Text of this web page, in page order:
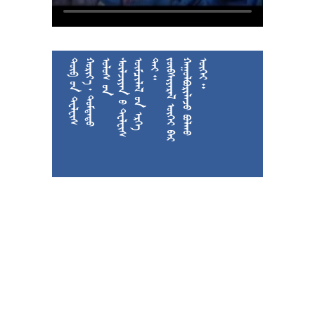

































































  






































 